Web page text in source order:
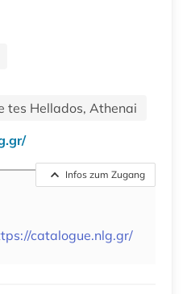
tes Hellados, Athenai
Infos zum Zugang
catalogue.nlg.gr/